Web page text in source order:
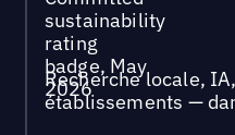
Recherche locale,
établissements —